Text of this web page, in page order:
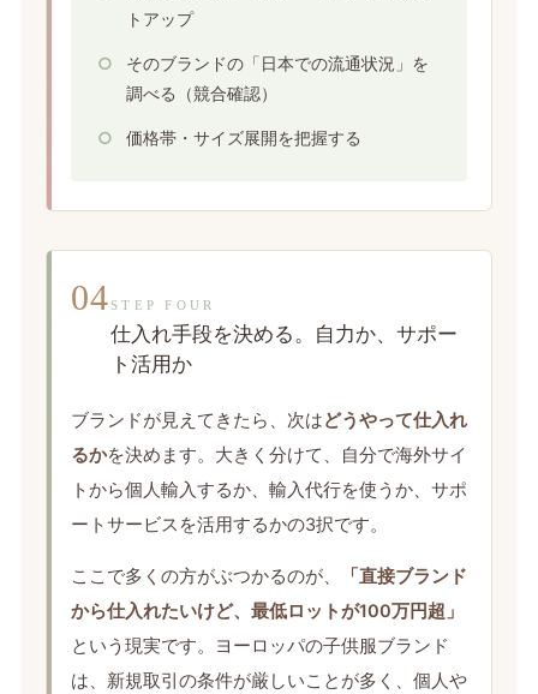
トアップ
そのブランドの「日本での流通状況」を
調べる（競合確認）
価格帯・サイズ展開を把握する
04STEP FOUR
仕入れ手段を決める。自力か、サポー
ト活用か
ブランドが見えてきたら、次はどうやって仕入れ
るかを決めます。大きく分けて、自分で海外サイ
トから個人輸入するか、輸入代行を使うか、サポ
ートサービスを活用するかの3択です。
ここで多くの方がぶつかるのが、
「直接ブランド
から仕入れたいけど、最低ロットが100万円超」
という現実です。ヨーロッパの子供服ブランド
は、新規取引の条件が厳しいことが多く、個人や